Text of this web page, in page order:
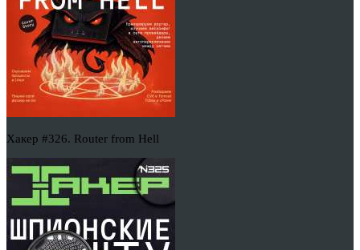
Хакер #326. Router from Hell